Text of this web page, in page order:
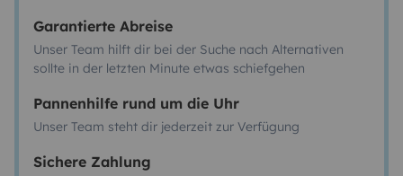
Garantierte Abreise
Unser Team hilft dir bei der Suche nach Alternativen
sollte in der letzten Minute etwas schiefgehen
Pannenhilfe rund um die Uhr
Unser Team steht dir jederzeit zur Verfügung
Sichere Zahlung